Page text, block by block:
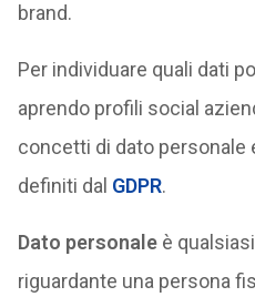
brand.
Per individuare quali dati
aprendo profili social
concetti di dato
definiti dal GDPR.
Dato personaleè
riguardante una persona